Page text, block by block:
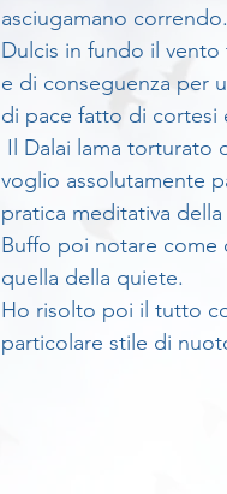
asciugamano correndo.
Dulcis in fundo il
e di conseguenza per
di pace fatto di cortesi
voglio assolutamente
pratica meditativa
Buffo poi notare come
quella della quiete.
Ho risolto poi il tutto
particolare stile di